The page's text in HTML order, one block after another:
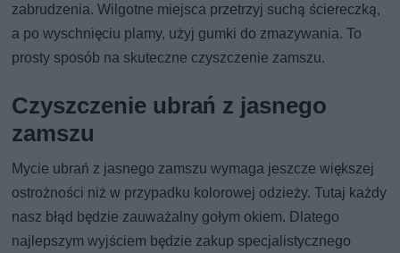
zabrudzenia. Wilgotne miejsca przetrzyj suchą ściereczką,
a po wyschnięciu plamy, użyj gumki do zmazywania. To
prosty sposób na skuteczne czyszczenie zamszu.
Czyszczenie ubrań z jasnego
zamszu
Mycie ubrań z jasnego zamszu wymaga jeszcze większej
ostrożności niż w przypadku kolorowej odzieży. Tutaj każdy
nasz błąd będzie zauważalny gołym okiem. Dlatego
najlepszym wyjściem będzie zakup specjalistycznego